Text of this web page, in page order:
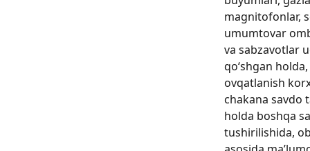
magnitofonlar,
umumtovar
va sabzavotlar
qo‘shgan
ovqatlanish
chakana savdo
holda boshqa
tushirilishida,